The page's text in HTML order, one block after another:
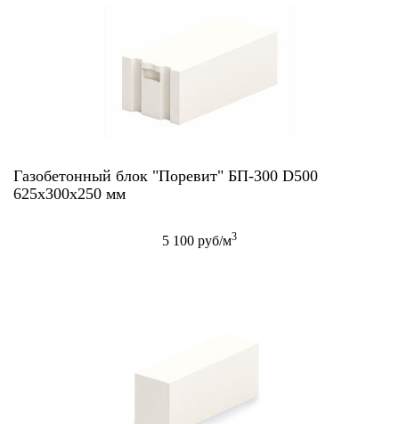
Газобетонный блок "Поревит" БП-300 D500
625х300х250 мм
5 100 руб/м3